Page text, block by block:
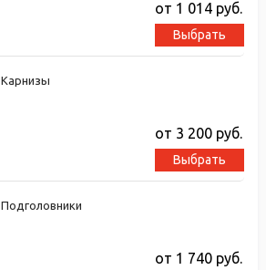
от 1 014 руб.
Выбрать
Карнизы
от 3 200 руб.
Выбрать
Подголовники
от 1 740 руб.